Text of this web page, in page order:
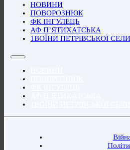
НОВИНИ
ПОВОРОЗНЮК
ФК ІНГУЛЕЦЬ
АФ П’ЯТИХАТСЬКА
1ВОЇНИ ПЕТРІВСЬКОЇ